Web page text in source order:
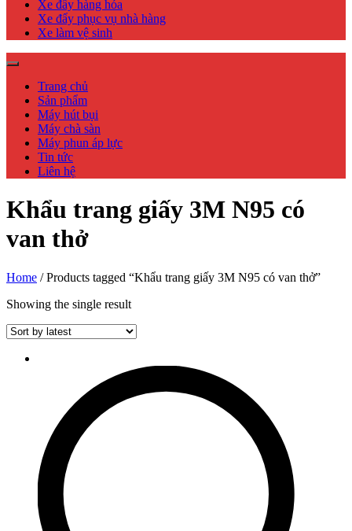
Xe đẩy hàng hóa
Xe đẩy phục vụ nhà hàng
Xe làm vệ sinh
Trang chủ
Sản phẩm
Máy hút bụi
Máy chà sàn
Máy phun áp lực
Tin tức
Liên hệ
Khẩu trang giấy 3M N95 có
van thở
Home / Products tagged “Khẩu trang giấy 3M N95 có van thở”
Showing the single result